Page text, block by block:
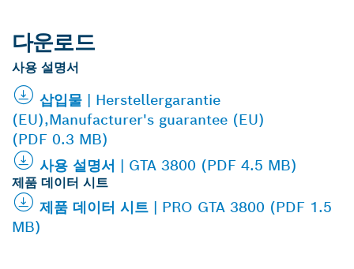
다운로드
사용 설명서
삽입물 | Herstellergarantie
(EU),Manufacturer's guarantee (EU)
(PDF 0.3 MB)
사용 설명서 | GTA 3800 (PDF 4.5 MB)
제품 데이터 시트
제품 데이터 시트 | PRO GTA 3800 (PDF 1.5
MB)